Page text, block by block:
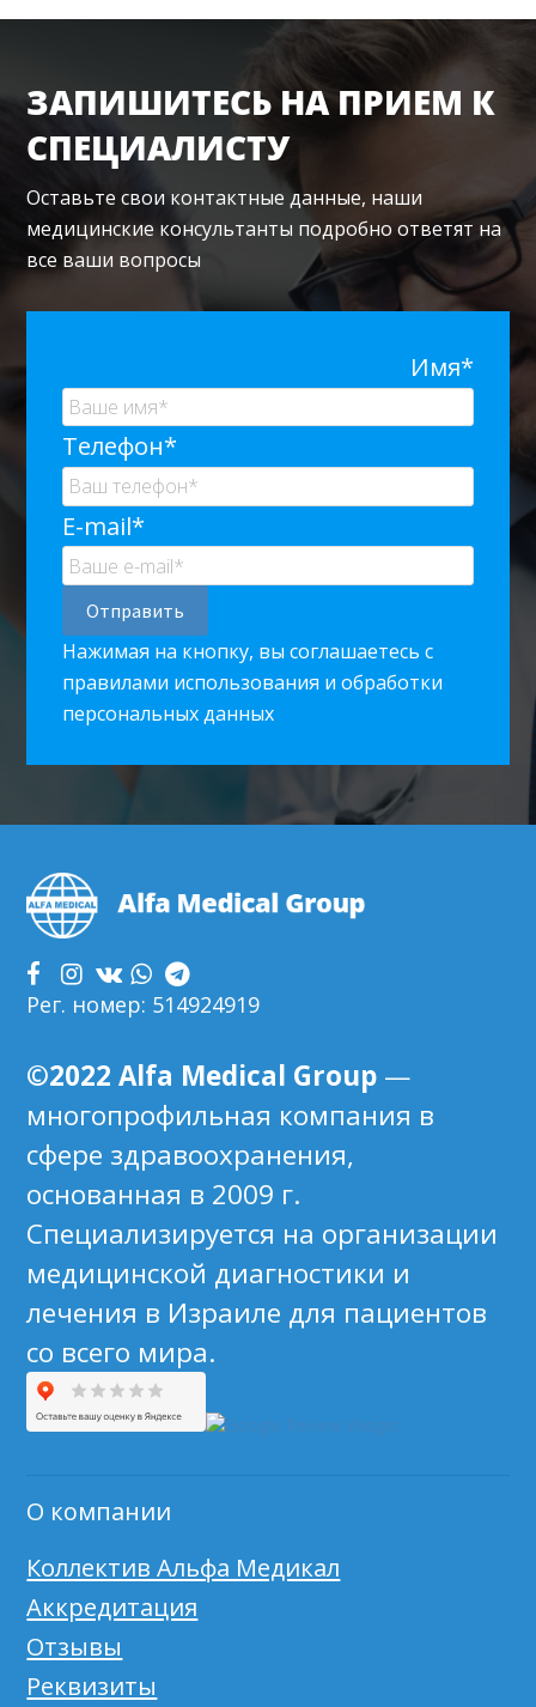
ЗАПИШИТЕСЬ НА ПРИЕМ К
СПЕЦИАЛИСТУ
Оставьте свои контактные данные, наши
медицинские консультанты подробно ответят на
все ваши вопросы
Имя*
Телефон*
E-mail*
Нажимая на кнопку, вы соглашаетесь с
правилами использования и обработки
персональных данных
Footer
Рег. номер: 514924919
©2022 Alfa Medical Group —
многопрофильная компания в
сфере здравоохранения,
основанная в 2009 г.
Специализируется на организации
медицинской диагностики и
лечения в Израиле для пациентов
со всего мира.
О компании
Коллектив Альфа Медикал
Аккредитация
Отзывы
Реквизиты